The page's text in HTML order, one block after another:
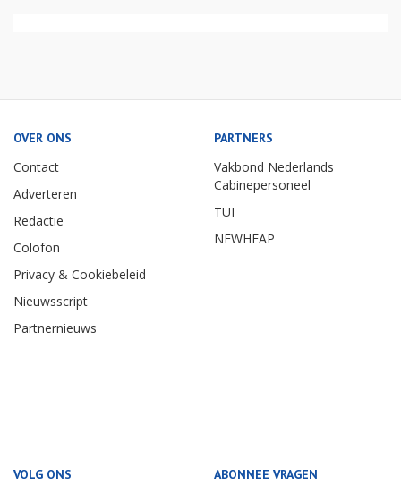
OVER ONS
Contact
Adverteren
Redactie
Colofon
Privacy & Cookiebeleid
Nieuwsscript
Partnernieuws
PARTNERS
Vakbond Nederlands
Cabinepersoneel
TUI
NEWHEAP
VOLG ONS ABONNEE VRAGEN